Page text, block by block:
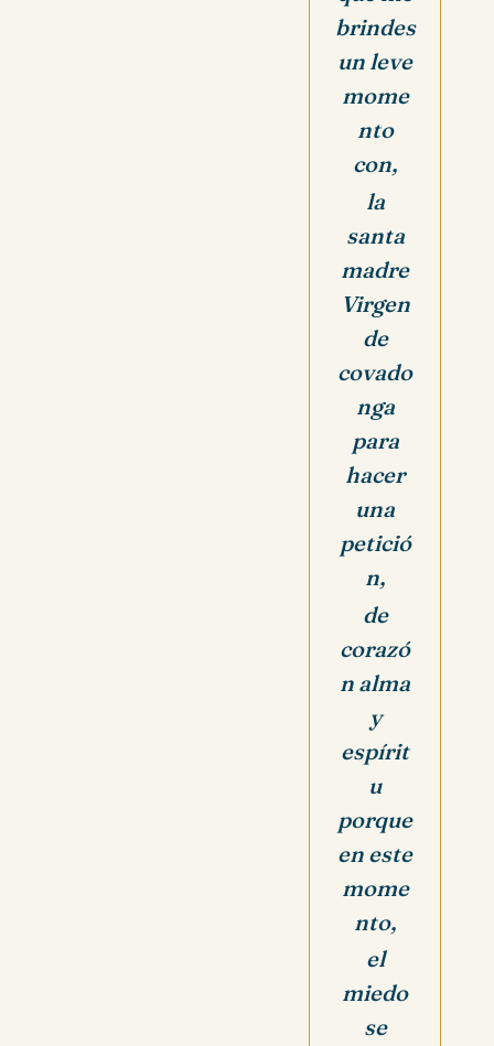
brindes
un leve
mome
nto
con,
la
santa
madre
Virgen
de
covado
nga
para
hacer
una
petició
n,
de
corazó
n alma
y
espírit
u
porque
en este
mome
nto,
el
miedo
se